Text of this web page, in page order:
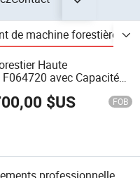
de machine forestière
Haute
avec Capacité
$US FOB
professionnelle